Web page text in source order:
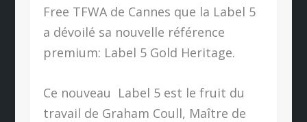
Free TFWA de Cannes que la Label 5
a dévoilé sa nouvelle référence
premium: Label 5 Gold Heritage.
Ce nouveau Label 5 est le fruit du
travail de Graham Coull, Maître de